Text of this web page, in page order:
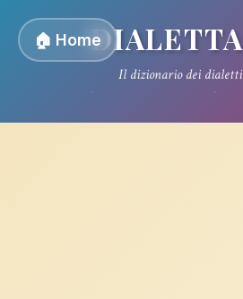
🏠 Home
Il dizionario dei dialetti